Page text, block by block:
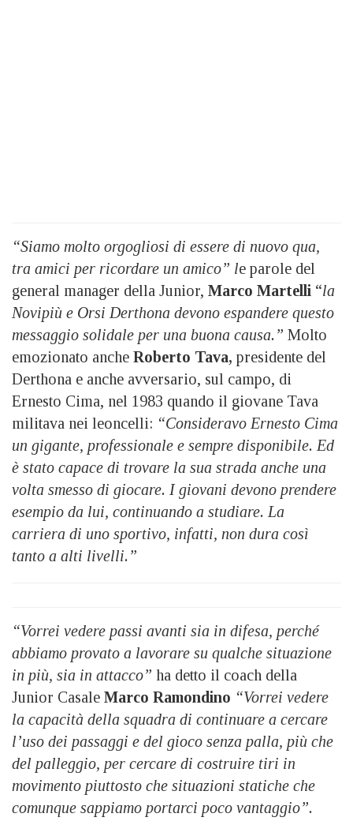
“Siamo molto orgogliosi di essere di nuovo qua,
tra amici per ricordare un amico” le parole del
general manager della Junior, Marco Martelli “la
Novipiù e Orsi Derthona devono espandere questo
messaggio solidale per una buona causa.” Molto
emozionato anche Roberto Tava, presidente del
Derthona e anche avversario, sul campo, di
Ernesto Cima, nel 1983 quando il giovane Tava
militava nei leoncelli: “Consideravo Ernesto Cima
un gigante, professionale e sempre disponibile. Ed
è stato capace di trovare la sua strada anche una
volta smesso di giocare. I giovani devono prendere
esempio da lui, continuando a studiare. La
carriera di uno sportivo, infatti, non dura così
tanto a alti livelli.”
“Vorrei vedere passi avanti sia in difesa, perché
abbiamo provato a lavorare su qualche situazione
in più, sia in attacco” ha detto il coach della
Junior Casale Marco Ramondino “Vorrei vedere
la capacità della squadra di continuare a cercare
l’uso dei passaggi e del gioco senza palla, più che
del palleggio, per cercare di costruire tiri in
movimento piuttosto che situazioni statiche che
comunque sappiamo portarci poco vantaggio”.